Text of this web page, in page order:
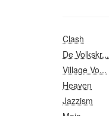
Clash
De Volkskr...
Village Vo...
Heaven
Jazzism